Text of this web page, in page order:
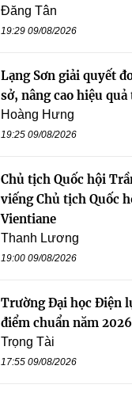
Đăng Tân
19:29 09/08/2026
Lạng Sơn giải quyết
sở, nâng cao hiệu
Hoàng Hưng
19:25 09/08/2026
Chủ tịch Quốc hội
viếng Chủ tịch Quốc
Vientiane
Thanh Lương
19:00 09/08/2026
Trường Đại học Điện
điểm chuẩn năm 2026
Trọng Tài
17:55 09/08/2026